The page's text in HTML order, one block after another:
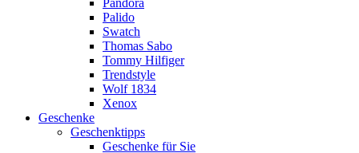
Pandora
Palido
Swatch
Thomas Sabo
Tommy Hilfiger
Trendstyle
Wolf 1834
Xenox
Geschenke
Geschenktipps
Geschenke für Sie